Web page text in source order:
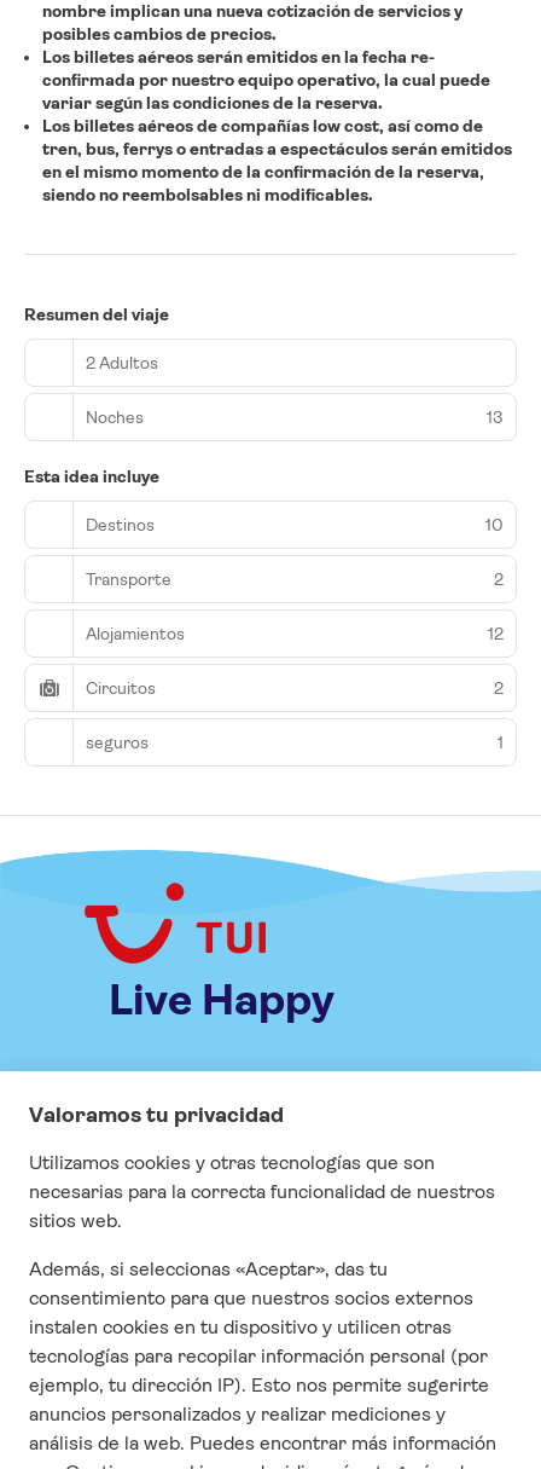
nombre implican una nueva cotización de servicios y
posibles cambios de precios.
Los billetes aéreos serán emitidos en la fecha re-
confirmada por nuestro equipo operativo, la cual puede
variar según las condiciones de la reserva.
Los billetes aéreos de compañías low cost, así como de
tren, bus, ferrys o entradas a espectáculos serán emitidos
en el mismo momento de la confirmación de la reserva,
siendo no reembolsables ni modificables.
Resumen del viaje
2 Adultos
Noches 13
Esta idea incluye
Destinos 10
Transporte 2
Alojamientos 12
Circuitos 2
seguros 1
Live Happy
INFORMACIÓN
Especial COVID
Visados
Seguros
Cuestonario de satisfacción
CONTACTO
Quienes Somos